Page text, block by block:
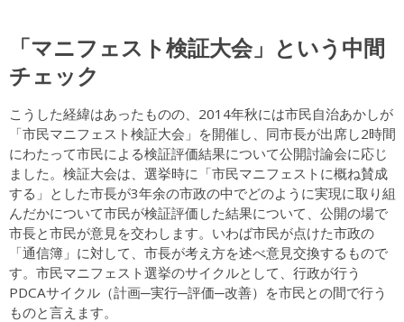
「マニフェスト検証大会」という中間
チェック
こうした経緯はあったものの、2014年秋には市民自治あかしが
「市民マニフェスト検証大会」を開催し、同市長が出席し2時間
にわたって市民による検証評価結果について公開討論会に応じ
ました。検証大会は、選挙時に「市民マニフェストに概ね賛成
する」とした市長が3年余の市政の中でどのように実現に取り組
んだかについて市民が検証評価した結果について、公開の場で
市長と市民が意見を交わします。いわば市民が点けた市政の
「通信簿」に対して、市長が考え方を述べ意見交換するもので
す。市民マニフェスト選挙のサイクルとして、行政が行う
PDCAサイクル（計画─実行─評価─改善）を市民との間で行う
ものと言えます。